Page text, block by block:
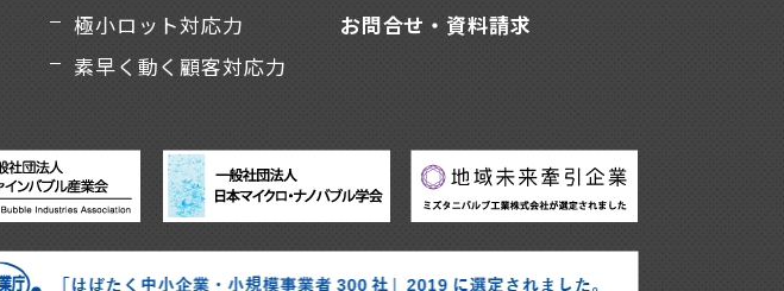
極小ロット対応力
素早く動く顧客対応力
お問合せ・資料請求